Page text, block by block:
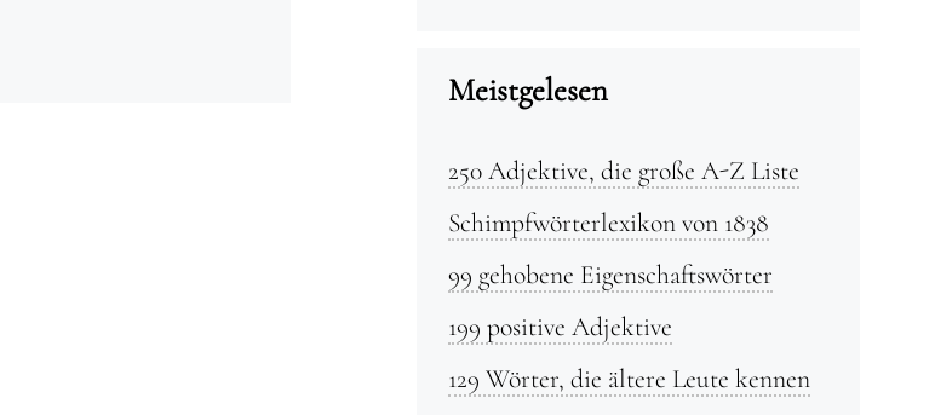
Meistgelesen
250 Adjektive, die große A-Z Liste
Schimpfwörterlexikon von 1838
99 gehobene Eigenschaftswörter
199 positive Adjektive
129 Wörter, die ältere Leute kennen